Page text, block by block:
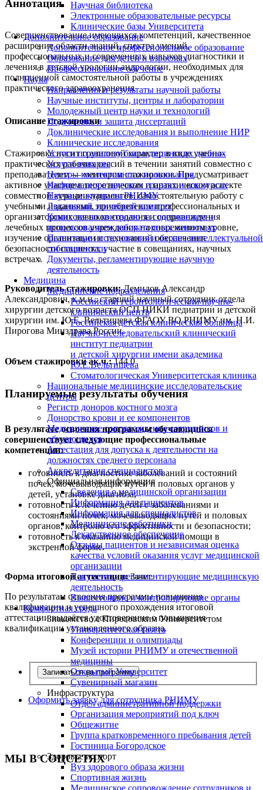
Научная библиотека
Электронные образовательные ресурсы
Клинические базы Университета
Дополнительное образование
Дополнительное профессиональное образование
Образование для детей и взрослых
Профессиональное обучение
Наука
Направления и результаты научной работы
Научные институты, центры и лаборатории
Молодежный центр науки и технологий
Подготовка и защита диссертаций
Доклинические исследования и выполнение НИР
Клинические исследования
Услуги по анализу биомедицинских данных
Услуги вивария
Центры коллективного пользования
Информация о научных грантах и конкурсах
Научные журналы РНИМУ
Локальный этический комитет
Комиссия по контролю за содержанием и
использованием лабораторных животных
Патентные исследования и охрана интеллектуальной
собственности
Документы, регламентирующие научную
деятельность
Медицина
Медицинские подразделения
Российский геронтологический научно-
клинический центр
Российская детская клиническая больница
Научно-исследовательский клинический
институт педиатрии
и детской хирургии имени академика
Ю.Е.Вельтищева
Стоматологическая Университетская клиника
Национальные медицинские исследовательские
центры
Регистр доноров костного мозга
Донорство крови и ее компонентов
Медицинское сопровождение сотрудников и
обучающихся
Аттестация для допуска к деятельности на
должностях среднего персонала
Аккредитация специалистов
Официальная информация
Сведения о медицинской организации
Информация для пациентов
Информация для специалистов
Медицинские работники
Лекарственное обеспечение
Отзывы пациентов и независимая оценка
качества условий оказания услуг медицинской
организации
Документы, регламентирующие медицинскую
деятельность
Вышестоящие и контролирующие органы
Комфортная среда
Знакомство с Пироговским Университетом
Университетская газета
Конференции и олимпиады
Музей истории РНИМУ и отечественной
медицины
Открытый Университет
Сувенирный магазин
Инфраструктура
Отдел административной поддержки
Организация мероприятий под ключ
Общежитие
Группа кратковременного пребывания детей
Гостиница Богородское
Здоровье и спорт
Вуз здорового образа жизни
Спортивная жизнь
Медицинское сопровождение сотрудников и
Аннотация
Совершенствование имеющихся компетенций, качественное
расширение области знаний, спектра умений,
профессиональных и современных навыков диагностики и
лечения в детской урологии-андрологии, необходимых для
полноценной самостоятельной работы в учреждениях
практического здравоохранения
Описание стажировки
Стажировка носит групповой характер в виде учебно-
практических рабочих сессий в течении занятий совместно с
преподавателем — ментором стажировки. Предусматривает
активное участие в теоретическом и практическом аспекте
совместной курации пациентов, самостоятельную работу с
учебными изданиями, приобретение профессиональных и
организаторских навыков создания и сопровождения
лечебных процессов учреждения на современном уровне,
изучение организации и технологий обеспечения
безопасности пациента, участие в совещаниях, научных
встречах.
Руководитель стажировки:Демидов Александр
Александрович, к.м.н., старший научный сотрудник отдела
хирургии детского возраста ОСП НИКИ педиатрии и детской
хирургии им.Ю.Е. Вельтищева ФГАОУ ВО РНИМУ им.Н.И.
Пирогова Минздрава России.
Объем стажировки ак.ч.:144.0
Планируемые результаты обучения
В результате освоения программы обучающийся
совершенствует следующие профессиональные
компетенции:
готовность к диагностике заболеваний и состояний
почек, мочевыводящих путей и половых органов у
детей, установке диагноза;
готовность к лечению детей с заболеваниями и
состояниями почек, мочевыводящих путей и половых
органов, контролю его эффективности и безопасности;
готовность к оказанию медицинской помощи в
экстренной форме.
Форма итоговой аттестации:Зачет.
По результатам освоения программы повышения
квалификации и успешного прохождения итоговой
аттестации выдаётся удостоверение о повышения
квалификации установленного образца.
Записаться на программу
Оформить заявку для сотрудника РНИМУ
МЫ В СОЦСЕТЯХ